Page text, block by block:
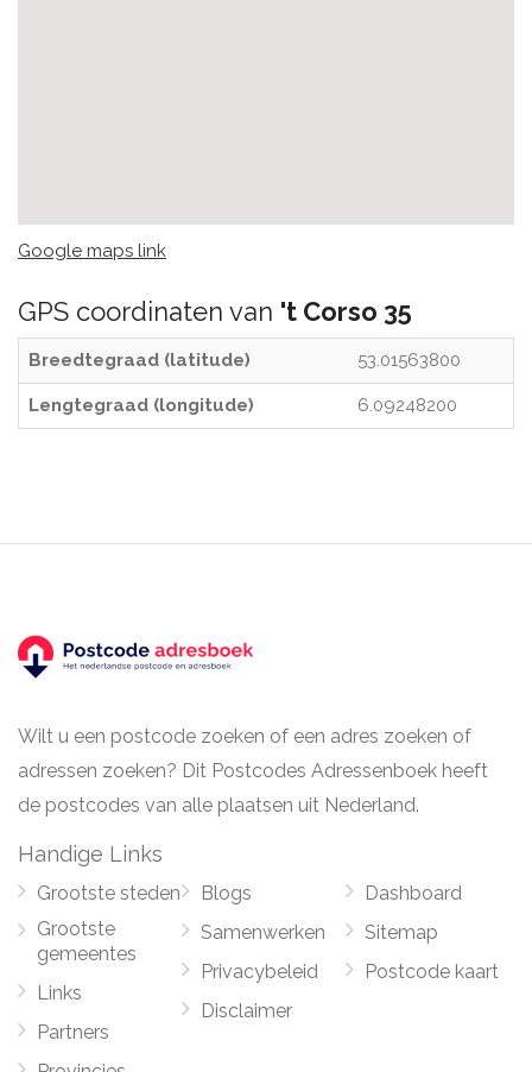
Google maps link
GPS coordinaten van 't Corso 35
Breedtegraad (latitude) 53.01563800
Lengtegraad (longitude) 6.09248200
Wilt u een postcode zoeken of een adres zoeken of
adressen zoeken? Dit Postcodes Adressenboek heeft
de postcodes van alle plaatsen uit Nederland.
Handige Links
Grootste steden
Grootste
gemeentes
Links
Partners
Blogs
Samenwerken
Privacybeleid
Disclaimer
Dashboard
Sitemap
Postcode kaart